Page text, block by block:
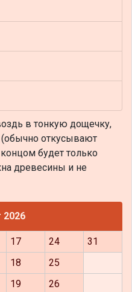
в тонкую дощечку,
(обычно откусывают
будет только
древесины и не
2026
17 24
31
18
25
19 26